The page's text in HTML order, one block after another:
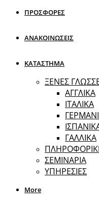
ΠΡΟΣΦΟΡΕΣ
ΑΝΑΚΟΙΝΩΣΕΙΣ
ΚΑΤΑΣΤΗΜΑ
ΞΕΝΕΣ
ΑΓΓΛΙΚΑ
ΙΤΑΛΙΚΑ
ΓΑΛΛΙΚΑ
ΣΕΜΙΝΑΡΙΑ
ΥΠΗΡΕΣΙΕΣ
More